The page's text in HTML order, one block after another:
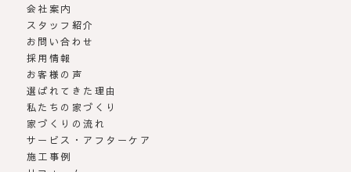
会社案内
スタッフ紹介
お問い合わせ
採用情報
お客様の声
選ばれてきた理由
私たちの家づくり
家づくりの流れ
サービス・アフターケア
施工事例